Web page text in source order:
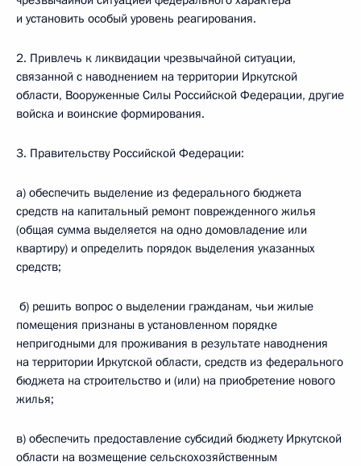
и установить особый уровень реагирования.
2. Привлечь к ликвидации чрезвычайной ситуации,
связанной с наводнением на территории Иркутской
области, Вооруженные Силы Российской Федерации, другие
войска и воинские формирования.
3. Правительству Российской Федерации:
а) обеспечить выделение из федерального бюджета
средств на капитальный ремонт поврежденного жилья
(общая сумма выделяется на одно домовладение или
квартиру) и определить порядок выделения указанных
средств;
б) решить вопрос о выделении гражданам, чьи жилые
помещения признаны в установленном порядке
непригодными для проживания в результате наводнения
на территории Иркутской области, средств из федерального
бюджета на строительство и (или) на приобретение нового
жилья;
в) обеспечить предоставление субсидий бюджету Иркутской
области на возмещение сельскохозяйственным